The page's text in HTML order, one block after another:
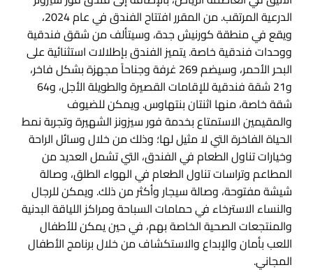
الدرعية المرتقب. من المقرر افتتاح الفندق في عام 2024،
ويقع في منطقة كورنيش جدة، وسيتألف من شقق فندقية
ووحدات فندقية خاصة. يتميز الفندق بإطلالات استثنائية على
البحر الأحمر، وسيضم 269 غرفة وجناحاً مجهزة بشكل فاخر،
و21 شقة فندقية للإقامات القصيرة والطويلة الأجل، و64
شقة خاصة، منها اثنتان بنتهاوس. ويمكن للضيوف
والمقيمين الاستمتاع بخدمة فور سيزونز الشهيرة وتجربة نمط
الحياة الفاخرة التي لا مثيل لها؛ وذلك من خلال وسائل الراحة
وخيارات تناول الطعام في الفندق، التي تشمل العديد من
المطاعم وتراسات تناول الطعام في الهواء الطلق، وصالة
شيشة مفتوحة، وصالة سيجار وأكثر من ذلك. ويمكن للرجال
والنساء الاسترخاء في حمامات السباحة ومراكز اللياقة البدنية
والمنتجعات الصحية الخاصة بهم، في حين يمكن للأطفال
اللعب بأمان والإبداع والاستكشاف من خلال برنامج الأطفال
المجاني.